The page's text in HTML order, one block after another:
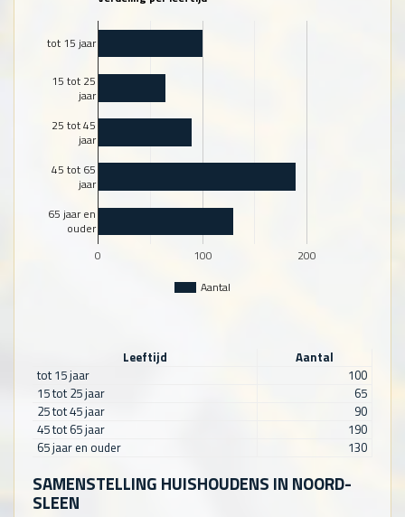
Aantal
0 100 200
tot 15 jaar
15 tot 25
jaar
25 tot 45
jaar
45 tot 65
jaar
65 jaar en
ouder
Leeftijd
Aantal
tot 15 jaar
100
15 tot 25 jaar
65
25 tot 45 jaar
90
45 tot 65 jaar
190
65 jaar en ouder
130
SAMENSTELLING HUISHOUDENS IN NOORD-
SLEEN